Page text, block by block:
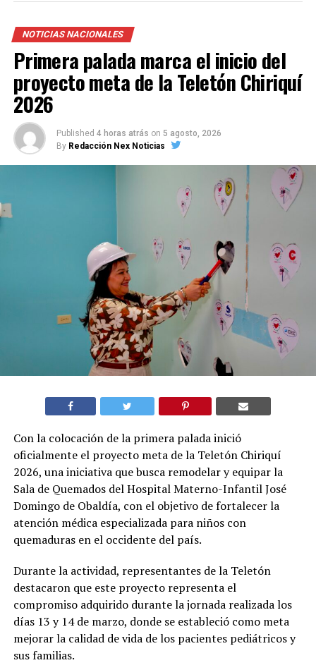
NOTICIAS NACIONALES
Primera palada marca el inicio del
proyecto meta de la Teletón Chiriquí
2026
Published 4 horas atrás on 5 agosto, 2026
By Redacción Nex Noticias
Con la colocación de la primera palada inició
oficialmente el proyecto meta de la Teletón Chiriquí
2026, una iniciativa que busca remodelar y equipar la
Sala de Quemados del Hospital Materno-Infantil José
Domingo de Obaldía, con el objetivo de fortalecer la
atención médica especializada para niños con
quemaduras en el occidente del país.
Durante la actividad, representantes de la Teletón
destacaron que este proyecto representa el
compromiso adquirido durante la jornada realizada los
días 13 y 14 de marzo, donde se estableció como meta
mejorar la calidad de vida de los pacientes pediátricos y
sus familias.